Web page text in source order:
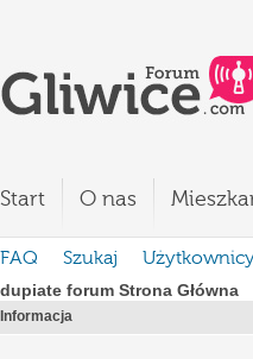
Start O nas
FAQ Szukaj
dupiate forum Strona Główna
Informacja